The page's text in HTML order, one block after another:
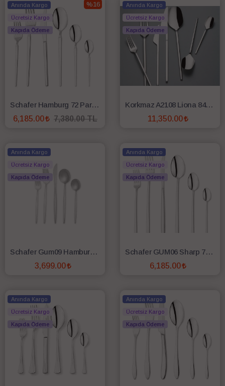
%16
Anında Kargo
Ücretsiz Kargo
Kapıda Ödeme
Schafer Hamburg 72 Parça Ç.K.B.Takımı-Gümüş11
6,185.00
7,380.00 TL
Anında Kargo
Ücretsiz Kargo
Kapıda Ödeme
Korkmaz A2108 Liona 84 Parça Çatal Kaşık Bıçak Seti
11,350.00
Anında Kargo
Ücretsiz Kargo
Kapıda Ödeme
Schafer Gum09 Hamburg 72 Parça 12 Kişilik Çatal Kaşık Bıçak Takımı Mat Gümüş
3,699.00
Anında Kargo
Ücretsiz Kargo
Kapıda Ödeme
Schafer GUM06 Sharp 72 Parça 12 Kişilik Çatal Kaşık Bıçak Takımı
6,185.00
Anında Kargo
Ücretsiz Kargo
Kapıda Ödeme
Anında Kargo
Ücretsiz Kargo
Kapıda Ödeme